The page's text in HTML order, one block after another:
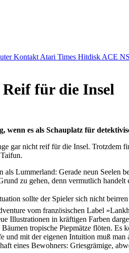
Kontakt Atari Times Hitdisk ACE
für die Insel
wenn es als Schauplatz für
gar nicht reif für die Insel. Trotzdem
als Lummerland: Gerade neun
zu gehen, denn vermutlich
sollte der Spieler sich nicht
vom französischen Label
Illustrationen in kräftigen Farben
tropische Piepmätze flöten. Es
und mit der eigenen Intuition muß
eines Bewohners: Griesgrämige,